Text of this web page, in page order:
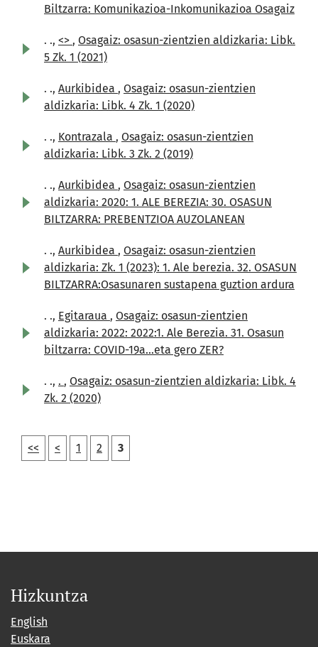
Biltzarra: Komunikazioa-Inkomunikazioa Osagaiz
. ., <> , Osagaiz: osasun-zientzien aldizkaria: Libk.
5 Zk. 1 (2021)
. ., Aurkibidea , Osagaiz: osasun-zientzien
aldizkaria: Libk. 4 Zk. 1 (2020)
. ., Kontrazala , Osagaiz: osasun-zientzien
aldizkaria: Libk. 3 Zk. 2 (2019)
. ., Aurkibidea , Osagaiz: osasun-zientzien
aldizkaria: 2020: 1. ALE BEREZIA: 30. OSASUN
BILTZARRA: PREBENTZIOA AUZOLANEAN
. ., Aurkibidea , Osagaiz: osasun-zientzien
aldizkaria: Zk. 1 (2023): 1. Ale berezia. 32. OSASUN
BILTZARRA:Osasunaren sustapena guztion ardura
. ., Egitaraua , Osagaiz: osasun-zientzien
aldizkaria: 2022: 2022:1. Ale Berezia. 31. Osasun
biltzarra: COVID-19a...eta gero ZER?
. ., . , Osagaiz: osasun-zientzien aldizkaria: Libk. 4
Zk. 2 (2020)
<< < 1 2 3
Hizkuntza
English
Euskara